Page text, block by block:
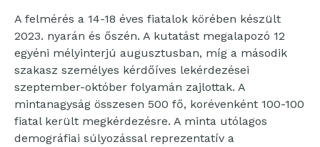
A felmérés a 14-18 éves fiatalok körében készült
2023. nyarán és őszén. A kutatást megalapozó 12
egyéni mélyinterjú augusztusban, míg a második
szakasz személyes kérdőíves lekérdezései
szeptember-október folyamán zajlottak. A
mintanagyság összesen 500 fő, korévenként 100-100
fiatal került megkérdezésre. A minta utólagos
demográfiai súlyozással reprezentatív a